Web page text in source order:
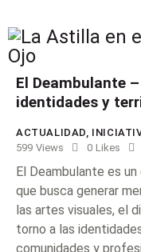
El Deambulante
identidades y
ACTUALIDAD
599 Views 0 Likes
El Deambulante es
que busca generar
las artes visuales, el
torno a las
comunidades y